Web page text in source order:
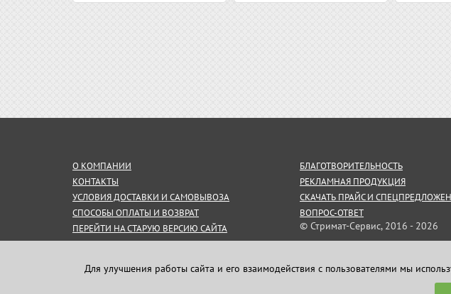
О КОМПАНИИ
КОНТАКТЫ
УСЛОВИЯ ДОСТАВКИ И САМОВЫВОЗА
СПОСОБЫ ОПЛАТЫ И ВОЗВРАТ
ПЕРЕЙТИ НА СТАРУЮ ВЕРСИЮ САЙТА
СОГЛАШЕНИЕ НА ОБРАБОТКУ
БЛАГОТВОРИТЕЛЬНОСТЬ
РЕКЛАМНАЯ ПРОДУКЦИЯ
СКАЧАТЬ ПРАЙС И
ВОПРОС-ОТВЕТ
© Стримат-Сервис, 2016 - 2026
Для улучшения работы сайта и его взаимодействия с пользователями мы